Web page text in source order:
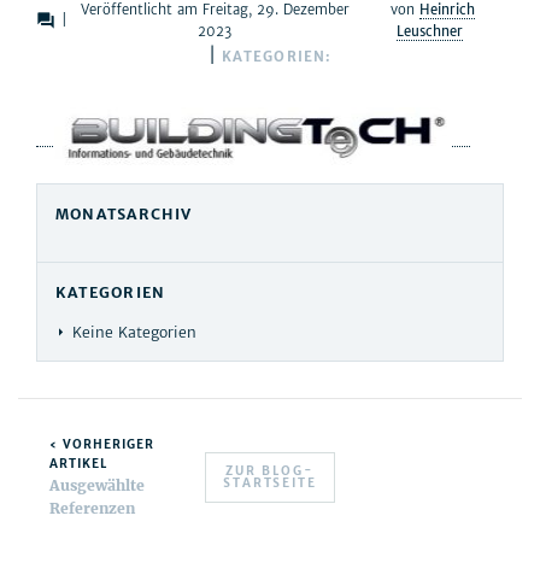
forum
Veröffentlicht am Freitag, 29. Dezember
2023
von Heinrich
Leuschner
KATEGORIEN:
MONATSARCHIV
KATEGORIEN
Keine Kategorien
‹ VORHERIGER
ARTIKEL
Ausgewählte
Referenzen
ZUR BLOG-
STARTSEITE